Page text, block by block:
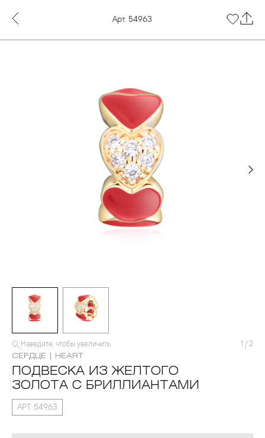
Арт. 54963
Наведите, чтобы увеличить 1 / 2
СЕРДЦЕ | HEART
ПОДВЕСКА ИЗ ЖЕЛТОГО
ЗОЛОТА С БРИЛЛИАНТАМИ
АРТ. 54963